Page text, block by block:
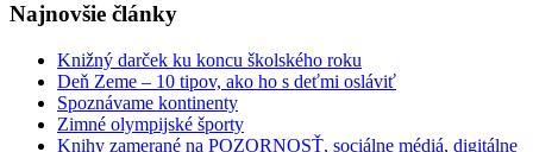
Najnovšie články
Knižný darček ku koncu školského roku
Deň Zeme – 10 tipov, ako ho s deťmi osláviť
Spoznávame kontinenty
Zimné olympijské športy
Knihy zamerané na POZORNOSŤ, sociálne médiá, digitálne